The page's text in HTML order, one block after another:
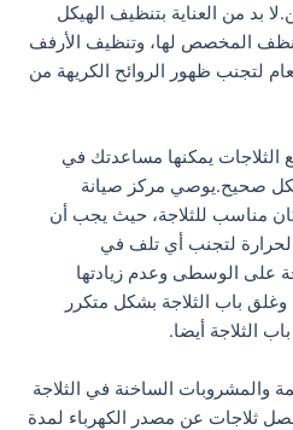
بد من العناية بتنظيف الهيكل
المخصص لها، وتنظيف الأرفف
لتجنب ظهور الروائح الكريهة من
الثلاجات يمكنها مساعدتك في
صحيح.يوصي مركز صيانة
مناسب للثلاجة، حيث يجب أن
لتجنب أي تلف في
على الوسطى وعدم زيادتها
باب الثلاجة بشكل متكرر
الثلاجة أيضا.
والمشروبات الساخنة في الثلاجة
ثلاجات عن مصدر الكهرباء لمدة